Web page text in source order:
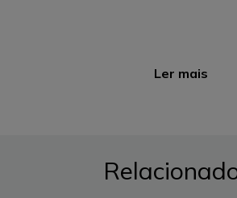
instalação só é possível se os
A instalação de um sistema solar
Ler mais